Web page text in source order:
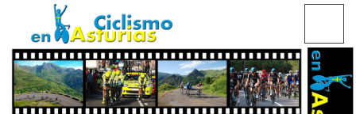
CICLISMO EN ASTURIAS